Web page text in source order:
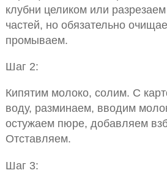
клубни целиком или
частей, но обязательно
промываем.
Шаг 2:
Кипятим молоко, солим. С
воду, разминаем, вводим
остужаем пюре, добавляем
Отставляем.
Шаг 3: